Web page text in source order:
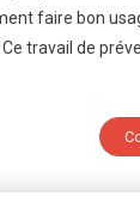
faire bon
travail de